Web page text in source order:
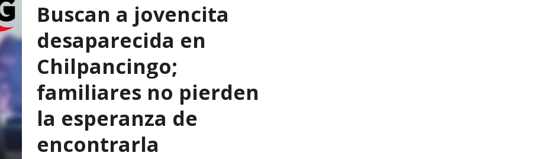
Buscan a jovencita
desaparecida en
Chilpancingo;
familiares no pierden
la esperanza de
encontrarla